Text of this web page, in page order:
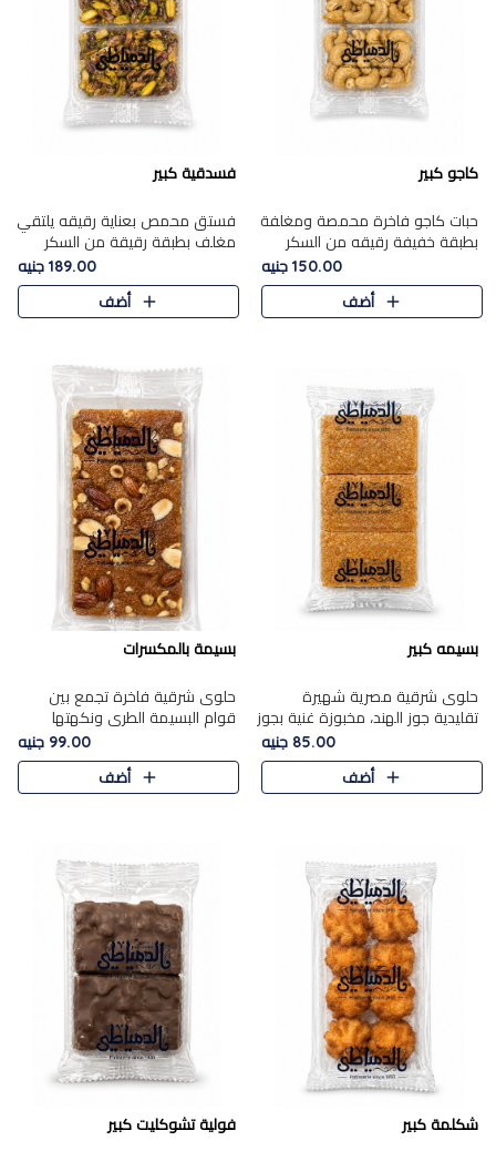
كاجو كبير
حبات كاجو فاخرة محمصة ومغلفة
بطبقة خفيفة رقيقه من السكر
المكرمل، تجمع بين توازن النعومة
زبدية غنية فاخرة والقرمشة
المرضية في حلوى شرقية بطاب..
150.00 جنيه
أضف
فسدقية كبير
فستق محمص بعناية رقيقه يلتقي
مغلف بطبقة رقيقة من السكر
المكرمل، ليقدم مذاقًا فاخرًا حلوي
شرقية فاخرة ونكهة غنية ناتي تميز
كل قطعة و قوام هش
189.00 جنيه
أضف
بسيمه كبير
حلوى شرقية مصرية شهيرة
تقليدية جوز الهند، مخبوزة غنية بجوز
الهند، بلمسه ذهبية وتتميز بقوامها
المرمل وطعمها اللذيذ الذي يشبه
البسبوسة. تُخبز..
85.00 جنيه
أضف
بسيمة بالمكسرات
حلوى شرقية فاخرة تجمع بين
قوام البسيمة الطري ونكهتها
الغنية، مزينة بتشكيلة مختارة من
اللوز والبندق والمكسرات الفاخرة.
مزيج متوازن من القوام ..
99.00 جنيه
أضف
شكلمة كبير فولية تشوكليت كبير